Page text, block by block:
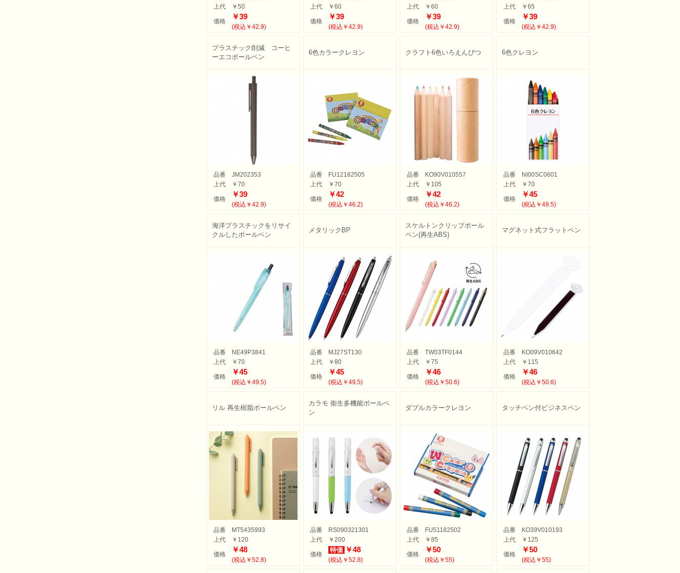
上代
￥50
価格
￥39
(税込￥42.9)
上代
￥60
価格
￥39
(税込￥42.9)
上代
￥60
価格
￥39
(税込￥42.9)
上代
￥65
価格
￥39
(税込￥42.9)
プラスチック削減 コーヒ
ーエコボールペン
品番
JM202353
上代
￥70
価格
￥39
(税込￥42.9)
6色カラークレヨン
品番
FU12182505
上代
￥70
価格
￥42
(税込￥46.2)
クラフト6色いろえんぴつ
品番
KO90V010557
上代
￥105
価格
￥42
(税込￥46.2)
6色クレヨン
品番
NI00SC0601
上代
￥70
価格
￥45
(税込￥49.5)
海洋プラスチックをリサイ
クルしたボールペン
品番
NE49P3841
上代
￥70
価格
￥45
(税込￥49.5)
メタリックBP
品番
MJ27ST130
上代
￥80
価格
￥45
(税込￥49.5)
スケルトンクリップボール
ペン(再生ABS)
品番
TW03TF0144
上代
￥75
価格
￥46
(税込￥50.6)
マグネット式フラットペン
品番
KO09V010642
上代
￥115
価格
￥46
(税込￥50.6)
リル 再生樹脂ボールペン
品番
MT5435993
上代
￥120
価格
￥48
(税込￥52.8)
カラモ 衛生多機能ボールペ
ン
品番
RS090321301
上代
￥200
価格
特価 ￥48
(税込￥52.8)
ダブルカラークレヨン
品番
FU51182502
上代
￥85
価格
￥50
(税込￥55)
タッチペン付ビジネスペン
品番
KO39V010193
上代
￥125
価格
￥50
(税込￥55)